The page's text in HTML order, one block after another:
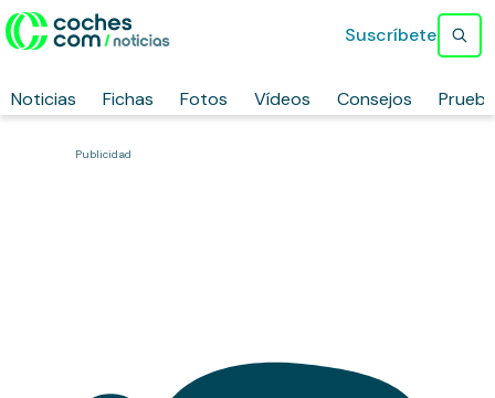
Noticias Fichas Fotos Vídeos Consejos
Suscríbete
Publicidad